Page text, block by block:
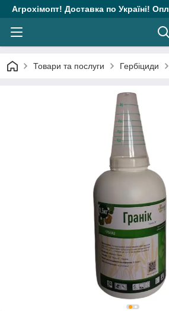
Агрохімопт! Доставка по Україні!
Товари та послуги Гербіциди